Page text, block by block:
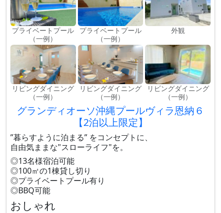
プライベートプール
（一例）
プライベートプール
（一例）
外観
リビングダイニング
（一例）
リビングダイニング
（一例）
リビングダイニング
（一例）
グランディオーソ沖縄プールヴィラ恩納６
【2泊以上限定】
”暮らすように泊まる” をコンセプトに、
自由気ままな"スローライフ"を。
◎13名様宿泊可能
◎100㎡の1棟貸し切り
◎プライベートプール有り
◎BBQ可能
おしゃれ